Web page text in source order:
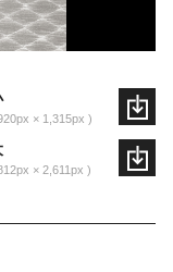
× 1,315px
× 2,611px